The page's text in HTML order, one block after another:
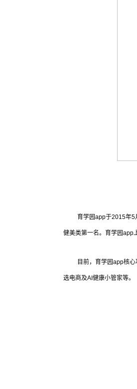
育学园app于2015年5
健美类第一名。育学园app
目前，育学园app核
选电商及AI健康小管家等。